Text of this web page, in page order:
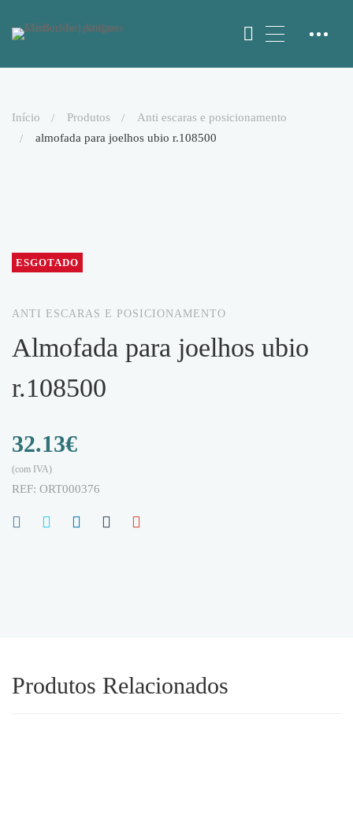
início produtos
anti escaras e posicionamento
almofada para joelhos ubio r.108500
ESGOTADO
ANTI ESCARAS E POSICIONAMENTO
almofada para joelhos ubio
r.108500
32.13€
(com IVA)
REF: ORT000376
Produtos Relacionados